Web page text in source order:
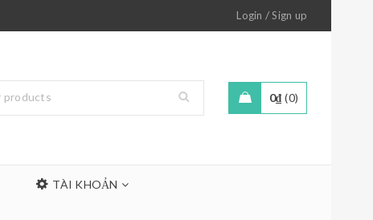
Login /Sign up
0₫ 0
TÀI KHOẢN